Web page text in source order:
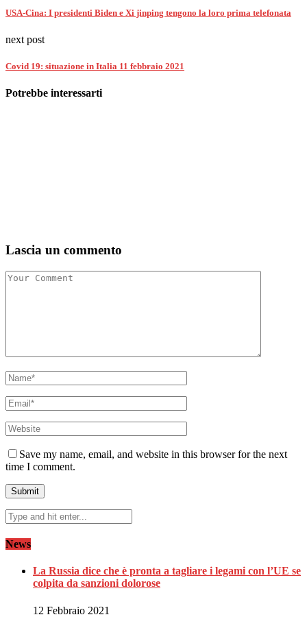
USA-Cina: I presidenti Biden e Xi jinping tengono la loro prima telefonata
next post
Covid 19: situazione in Italia 11 febbraio 2021
Potrebbe interessarti
Lascia un commento
Save my name, email, and website in this browser for the next
time I comment.
News
La Russia dice che è pronta a tagliare i legami con l’UE se
colpita da sanzioni dolorose
12 Febbraio 2021